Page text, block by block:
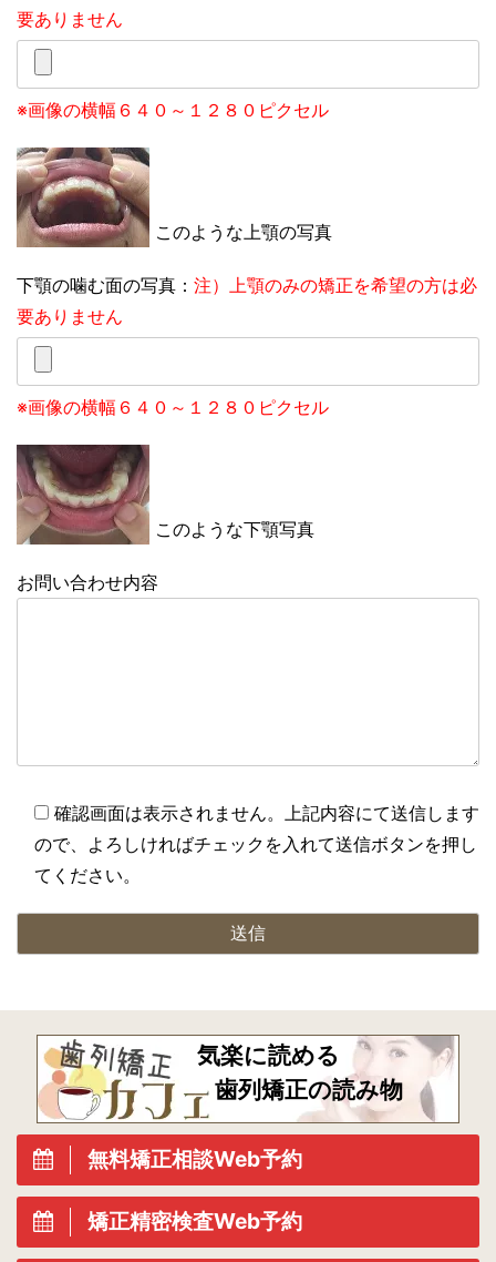
要ありません
※画像の横幅６４０～１２８０ピクセル
このような上顎の写真
下顎の噛む面の写真： 注）上顎のみの矯正を希望の方は必
要ありません
※画像の横幅６４０～１２８０ピクセル
このような下顎写真
お問い合わせ内容
確認画面は表示されません。上記内容にて送信します
ので、よろしければチェックを入れて送信ボタンを押し
てください。
気楽に読める
歯列矯正の読み物
無料矯正相談Web予約
矯正精密検査Web予約